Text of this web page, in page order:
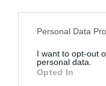
Personal Data
I want to opt-out
personal data.
Opted In
Identify va
en un programa
l’oportunitat de
World Congress